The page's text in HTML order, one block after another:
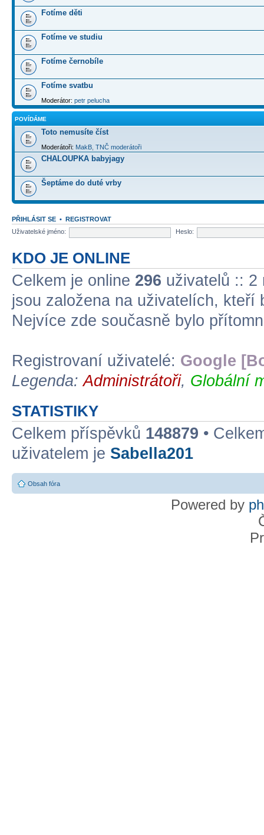
Fotíme děti
Fotíme ve studiu
Fotíme černobíle
Fotíme svatbu
Moderátor: petr pelucha
POVÍDÁME
Toto nemusíte číst
Moderátoři: MakB TNČ moderátoři
CHALOUPKA babyjagy
Šeptáme do duté vrby
PŘIHLÁSIT SE • REGISTROVAT
Uživatelské jméno:
Heslo:
KDO JE ONLINE
Celkem je online 296 uživatelů :: 2
jsou založena na uživatelích,
Nejvíce zde současně bylo
Registrovaní uživatelé: Google
Legenda:Administrátoři, Globální
STATISTIKY
Celkem příspěvků 148879 •
uživatelem je Sabella201
Obsah fóra
Powered by